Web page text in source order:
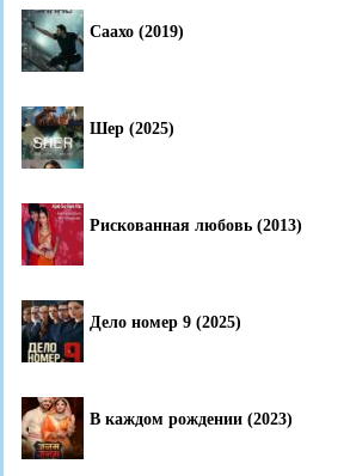
Саахо (2019)
Шер (2025)
Рискованная любовь (2013)
Дело номер 9 (2025)
В каждом рождении (2023)